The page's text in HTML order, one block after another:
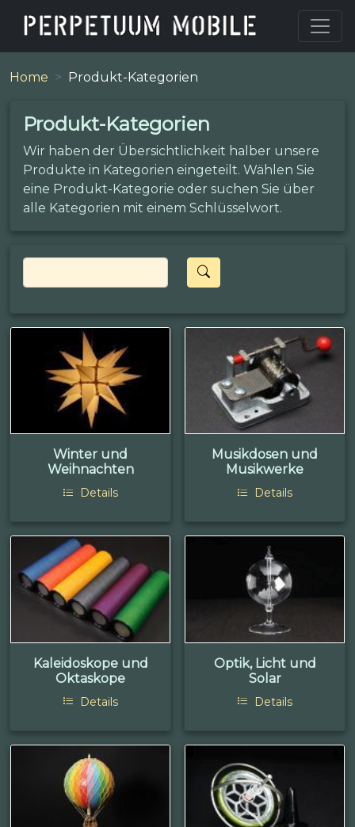
Home Produkt-Kategorien
Produkt-Kategorien
Wir haben der Übersichtlichkeit halber unsere
Produkte in Kategorien eingeteilt. Wählen Sie
eine Produkt-Kategorie oder suchen Sie über
alle Kategorien mit einem Schlüsselwort.
Winter und
Weihnachten
Details
Musikdosen und
Musikwerke
Details
Kaleidoskope und
Oktaskope
Details
Optik, Licht und
Solar
Details